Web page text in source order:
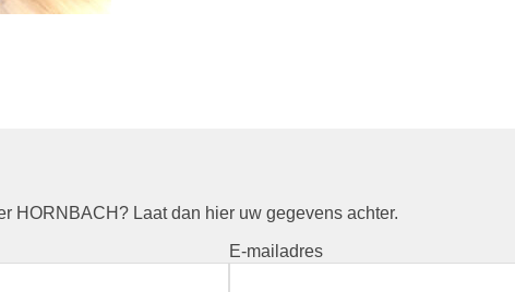
HORNBACH? Laat dan hier uw gegevens achter.
E-mailadres